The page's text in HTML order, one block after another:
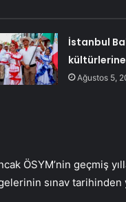
İstanbul
Ağustos 5,
ÖSYM’nin geçmiş
sınav tarihinden